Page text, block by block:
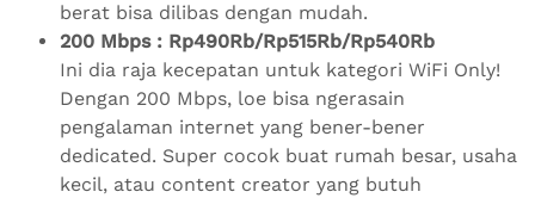
berat bisa dilibas dengan mudah.
200 Mbps : Rp490Rb/Rp515Rb/Rp540Rb
Ini dia raja kecepatan untuk kategori WiFi Only!
Dengan 200 Mbps, loe bisa ngerasain
pengalaman internet yang bener-bener
dedicated. Super cocok buat rumah besar, usaha
kecil, atau content creator yang butuh